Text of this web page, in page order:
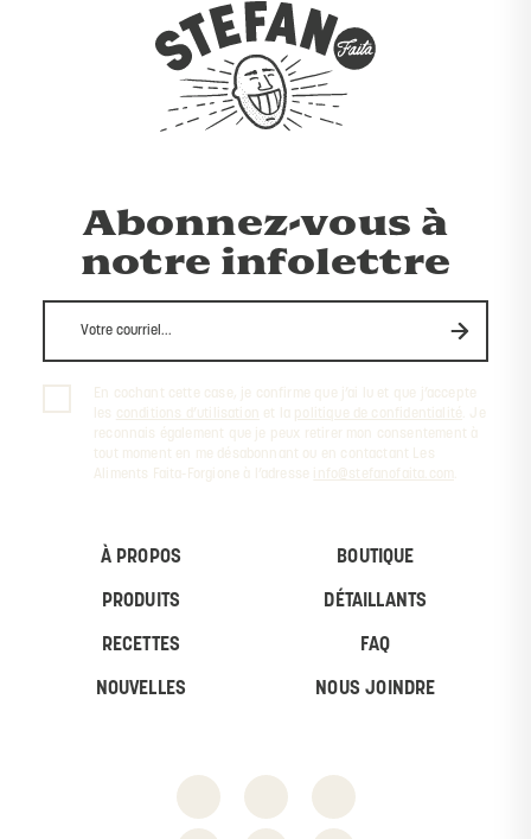
À PROPOS BOUTIQUE
PRODUITS DÉTAILLANTS
RECETTES FAQ
NOUVELLES NOUS JOINDRE
Abonnez-vous à
notre infolettre
En cochant cette case, je confirme que j’ai lu et que j’accepte
les conditions d’utilisation et la politique de confidentialité
. Je
reconnais également que je peux retirer mon consentement à
tout moment en me désabonnant ou en contactant Les
Aliments Faita-Forgione à l’adresse
info@stefanofaita.com